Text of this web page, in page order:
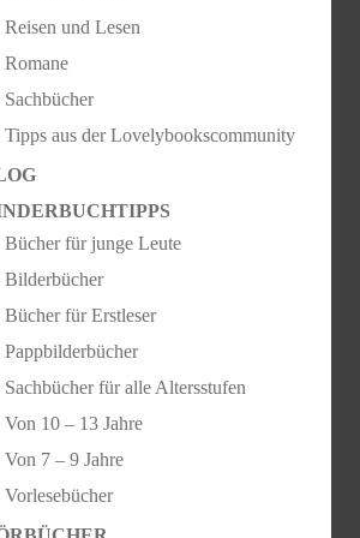
Reisen und Lesen
Romane
Sachbücher
Tipps aus der Lovelybookscommunity
Bücher für junge Leute
Bilderbücher
Bücher für Erstleser
Pappbilderbücher
Sachbücher für alle Altersstufen
Von 10 – 13 Jahre
Von 7 – 9 Jahre
Vorlesebücher